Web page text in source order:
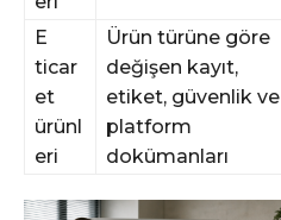
E
ticar
et
ürünl
eri
Ürün türüne göre
değişen kayıt,
etiket, güvenlik ve
platform
dokümanları